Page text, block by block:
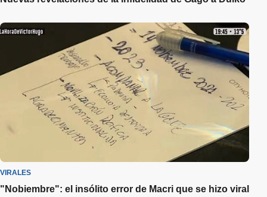
VIRALES
"Nobiembre": el insólito error de Macri que se hizo viral